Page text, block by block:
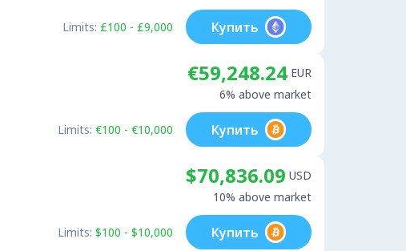
Limits: £100 - £9,000 Купить
€59,248.24 EUR
6% above market
Limits: €100 - €10,000 Купить
$70,836.09 USD
10% above market
Limits: $100 - $10,000 Купить